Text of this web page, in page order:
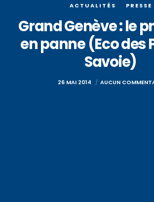
ACTUALITÉS PRESSE
Grand Genève : le
en panne (Eco des
Savoie)
26 MAI 2014 AUCUN